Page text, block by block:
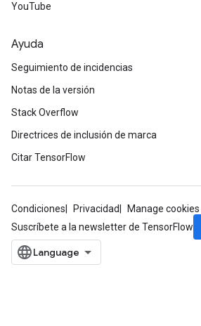
YouTube
Ayuda
Seguimiento de incidencias
Notas de la versión
Stack Overflow
Directrices de inclusión de marca
Citar TensorFlow
Condiciones Privacidad
Manage cookies
Suscríbete a la newsletter de TensorFlow